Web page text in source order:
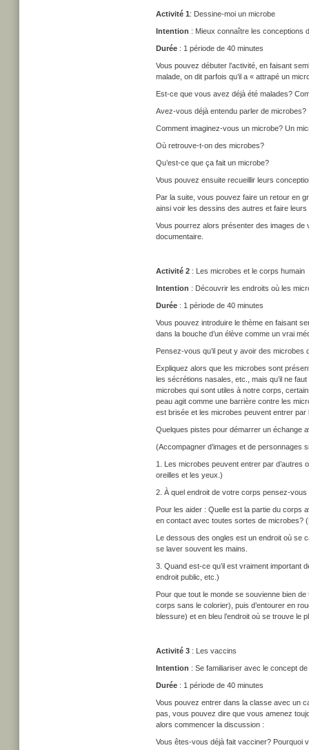
Activité 1: Dessine-moi un microbe
Intention : Mieux connaître les conceptions
Durée : 1 période de 40 minutes
Vous pouvez débuter l’activité, en faisant
malade, on dit parfois qu’il a « attrapé un
Est-ce que vous avez déjà été malades?
Avez-vous déjà entendu parler de microbes?
Comment imaginez-vous un microbe? Un
Où retrouve-t-on des microbes?
Qu’est-ce que ça fait un microbe?
Vous pouvez ensuite recueillir leurs
Par la suite, vous pouvez faire un retour en
ainsi voir les dessins des autres et faire
Vous pourrez alors présenter des images
documentaire.
Activité 2 : Les microbes et le corps humain
Intention : Découvrir les endroits où les
Durée : 1 période de 40 minutes
Vous pouvez introduire le thème en faisant
dans la bouche d’un élève comme un vrai
Pensez-vous qu’il peut y avoir des
Expliquez alors que les microbes sont
les sécrétions nasales, etc., mais qu’il ne
microbes qui sont utiles à notre corps,
peau agit comme une barrière contre les
est brisée et les microbes peuvent entrer
Quelques pistes pour démarrer un échange
(Accompagner d’images et de personnages
1. Les microbes peuvent entrer par
oreilles et les yeux.)
2. À quel endroit de votre corps pensez-vous
Pour les aider : Quelle est la partie du corps
en contact avec toutes sortes de microbes?
Le dessous des ongles est un endroit où se
se laver souvent les mains.
3. Quand est-ce qu’il est vraiment important
endroit public, etc.)
Pour que tout le monde se souvienne bien
corps sans le colorier), puis d’entourer en
blessure) et en bleu l’endroit où se trouve le
Activité 3 : Les vaccins
Intention : Se familiariser avec le concept
Durée : 1 période de 40 minutes
Vous pouvez entrer dans la classe avec un
pas, vous pouvez dire que vous amenez
alors commencer la discussion :
Vous êtes-vous déjà fait vacciner? Pourquoi